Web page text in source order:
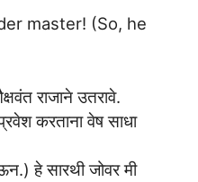
master! (So, he
राजाने उतरावे.
करताना वेष साधा
हे सारथी जोवर मी